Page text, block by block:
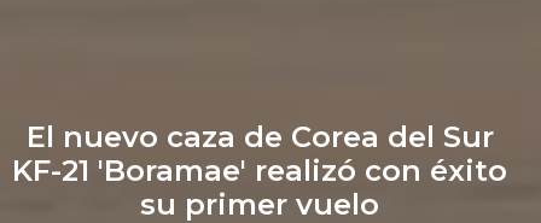
El nuevo caza de Corea del Sur
KF-21 'Boramae' realizó con éxito
su primer vuelo